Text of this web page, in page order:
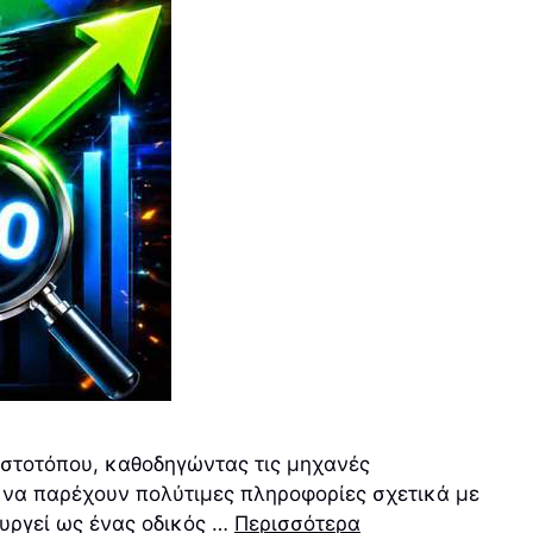
καθοδηγώντας τις μηχανές
παρέχουν πολύτιμες πληροφορίες σχετικά με
ως ένας οδικός … Περισσότερα